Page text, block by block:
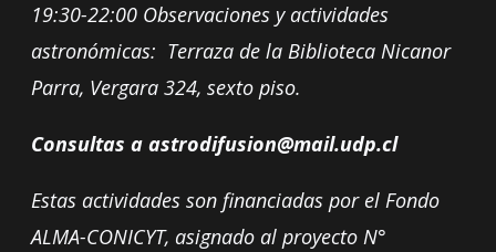
19:30-22:00 Observaciones y actividades
astronómicas: Terraza de la Biblioteca Nicanor
Parra, Vergara 324, sexto piso.
Consultas a astrodifusion@mail.udp.cl
Estas actividades son financiadas por el Fondo
ALMA-CONICYT, asignado al proyecto N°